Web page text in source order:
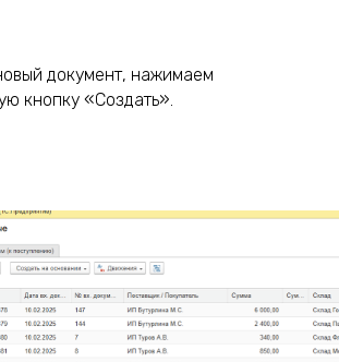
документ, нажимаем
кнопку «Создать».